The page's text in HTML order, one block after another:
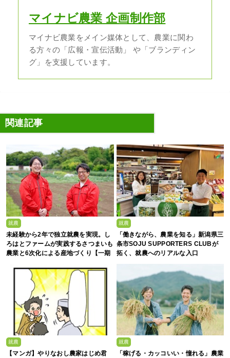
マイナビ農業 企画制作部
マイナビ農業をメイン媒体として、農業に関わ
る方々の「広報・宣伝活動」 や「ブランディン
グ」を支援しています。
関連記事
就農
未経験から2年で独立就農を実現。し
ろはとファームが実践するさつまいも
農業と6次化による産地づくり【一期
就農
「働きながら、農業を知る」新潟県三
条市SOJU SUPPORTERS CLUBが
拓く、就農へのリアルな入口
就農
【マンガ】やりなおし農家はじめ君
就農
「稼げる・カッコいい・憧れる」農業